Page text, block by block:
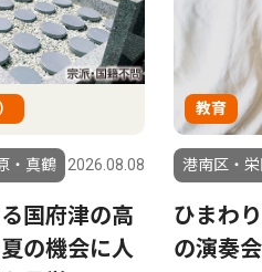
・真鶴 2026.08.08
国府津の高
の機会に人
教育
港南区・
ひまわ
の演奏会